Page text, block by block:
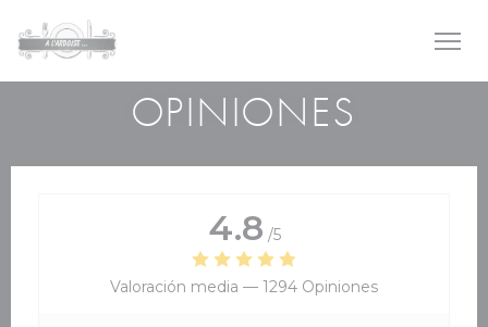
OPINIONES
4.8 /5
Valoración media — 1294 Opiniones